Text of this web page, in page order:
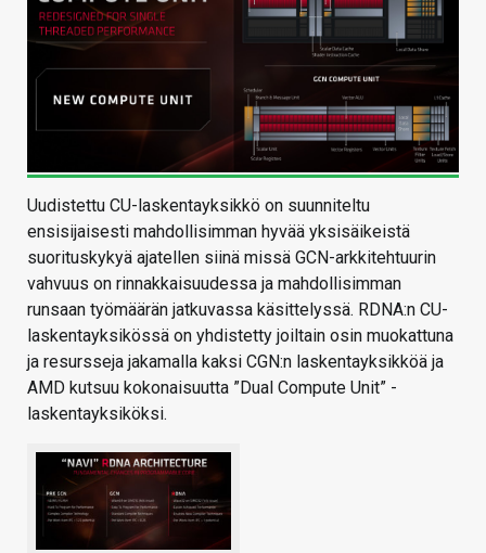
Uudistettu CU-laskentayksikkö on suunniteltu
ensisijaisesti mahdollisimman hyvää yksisäikeistä
suorituskykyä ajatellen siinä missä GCN-arkkitehtuurin
vahvuus on rinnakkaisuudessa ja mahdollisimman
runsaan työmäärän jatkuvassa käsittelyssä. RDNA:n CU-
laskentayksikössä on yhdistetty joiltain osin muokattuna
ja resursseja jakamalla kaksi CGN:n laskentayksikköä ja
AMD kutsuu kokonaisuutta ”Dual Compute Unit” -
laskentayksiköksi.